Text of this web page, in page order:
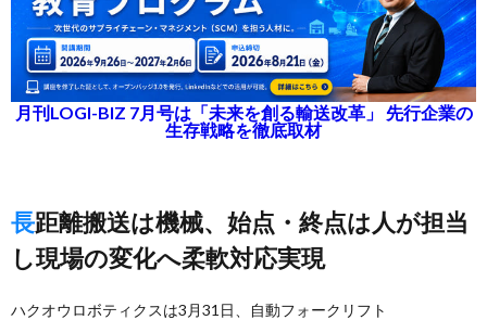
月刊LOGI-BIZ 7月号は「未来を創る輸送改革」 先行企業の
生存戦略を徹底取材
長距離搬送は機械、始点・終点は人が担当
し現場の変化へ柔軟対応実現
ハクオウロボティクスは3月31日、自動フォークリフト